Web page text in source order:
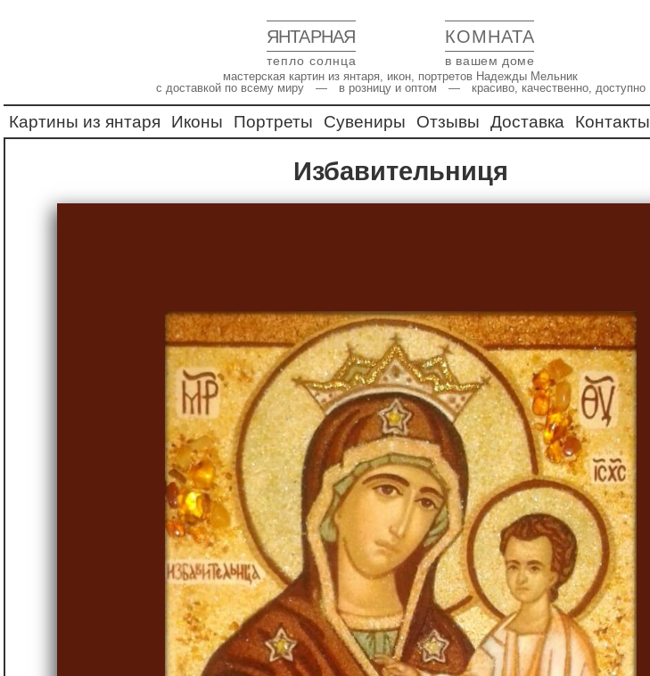
ЯНТАРНАЯ КОМНАТА
тепло солнца в вашем доме
мастерская картин из янтаря, икон, портретов Надежды Мельник
с доставкой по всему миру — в розницу и оптом — красиво, качественно, доступно
Картины из янтаря Иконы Портреты Сувениры Отзывы Доставка Контакты
Избавительниця